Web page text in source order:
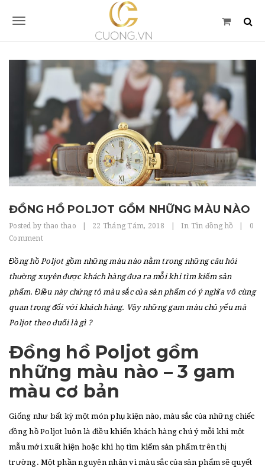
T
v
i
g
i
o
n
ĐỒNG HỒ POLJOT GỒM NHỮNG MÀU NÀO
Posted by thao thao 22 Tháng Tám, 2018 In Tin đồng hồ
0
Comment
Đồng hồ Poljot gồm những màu nào nằm trong những câu hỏi
thường xuyên được khách hàng đưa ra mỗi khi tìm kiếm sản
phẩm. Điều này chứng tỏ màu sắc của sản phẩm có ý nghĩa vô cùng
quan trọng đối với khách hàng. Vậy những gam màu chủ yếu mà
Poljot theo đuổi là gì ?
Đồng hồ Poljot gồm
những màu nào – 3 gam
màu cơ bản
Giống như bất kỳ một món phụ kiện nào, màu sắc của những chiếc
đồng hồ Poljot luôn là điều khiến khách hàng chú ý mỗi khi một
mẫu mới xuất hiện hoặc khi họ tìm kiếm sản phẩm trên thị
trường. Một phần nguyên nhân vì màu sắc của sản phẩm sẽ quyết